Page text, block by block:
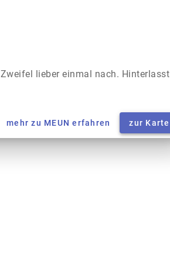
lieber einmal nach. Hinterlasst
mehr zu MEUN erfahren zur Karte